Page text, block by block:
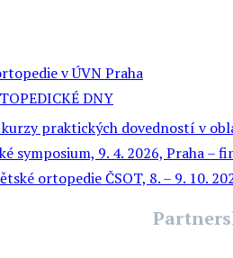
v ÚVN Praha
DNY
kurzy praktických dovedností v
symposium, 9. 4. 2026, Praha –
ortopedie ČSOT, 8. – 9. 10.